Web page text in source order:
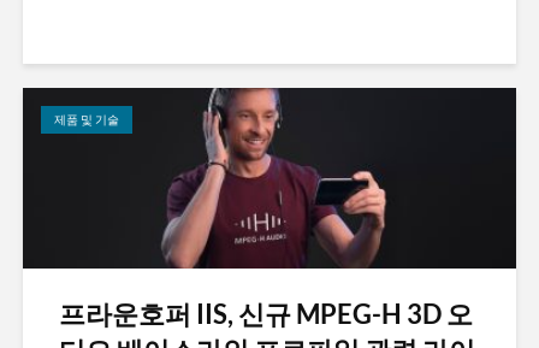
제품 및 기술
프라운호퍼 IIS, 신규 MPEG-H 3D 오